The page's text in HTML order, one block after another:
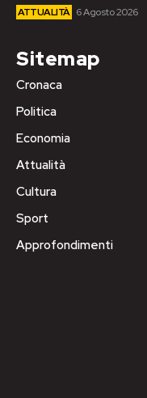
ATTUALITÀ 6 Agosto 2026
Sitemap
Cronaca
Politica
Economia
Attualità
Cultura
Sport
Approfondimenti